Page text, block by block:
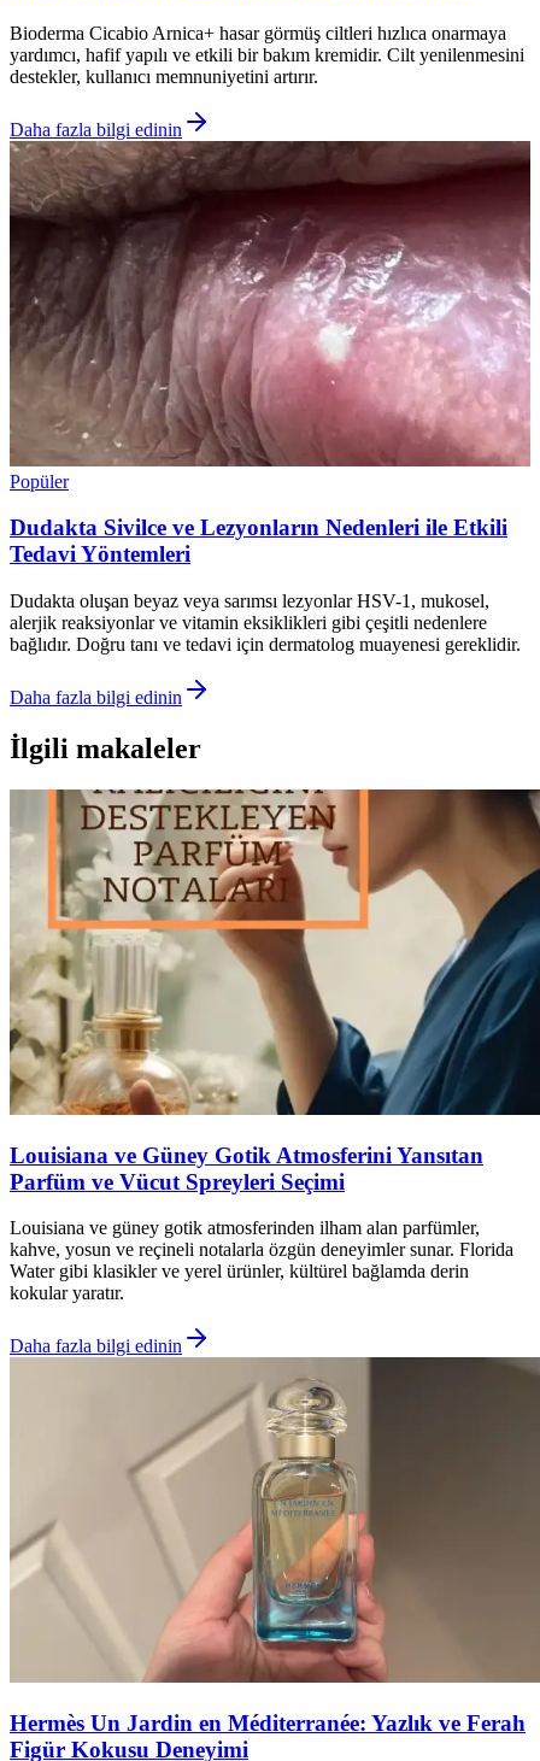
Bioderma Cicabio Arnica+ hasar görmüş ciltleri hızlıca onarmaya
yardımcı, hafif yapılı ve etkili bir bakım kremidir. Cilt yenilenmesini
destekler, kullanıcı memnuniyetini artırır.
Daha fazla bilgi edinin
Popüler
Dudakta Sivilce ve Lezyonların Nedenleri ile Etkili
Tedavi Yöntemleri
Dudakta oluşan beyaz veya sarımsı lezyonlar HSV-1, mukosel,
alerjik reaksiyonlar ve vitamin eksiklikleri gibi çeşitli nedenlere
bağlıdır. Doğru tanı ve tedavi için dermatolog muayenesi gereklidir.
Daha fazla bilgi edinin
İlgili makaleler
Louisiana ve Güney Gotik Atmosferini Yansıtan
Parfüm ve Vücut Spreyleri Seçimi
Louisiana ve güney gotik atmosferinden ilham alan parfümler,
kahve, yosun ve reçineli notalarla özgün deneyimler sunar. Florida
Water gibi klasikler ve yerel ürünler, kültürel bağlamda derin
kokular yaratır.
Daha fazla bilgi edinin
Hermès Un Jardin en Méditerranée: Yazlık ve Ferah
Figür Kokusu Deneyimi